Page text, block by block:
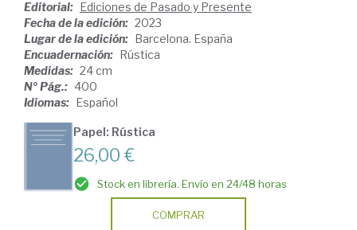
Editorial: Ediciones de Pasado y Presente
Fecha de la edición: 2023
Lugar de la edición: Barcelona. España
Encuadernación: Rústica
Medidas: 24 cm
Nº Pág.: 400
Idiomas: Español
Papel: Rústica
26,00 €
Stock en librería. Envío en 24/48 horas
COMPRAR